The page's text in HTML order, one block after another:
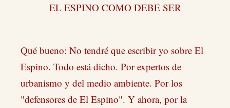
EL ESPINO COMO DEBE SER
Qué bueno: No tendré que escribir yo sobre El
Espino. Todo está dicho. Por expertos de
urbanismo y del medio ambiente. Por los
"defensores de El Espino". Y ahora, por la